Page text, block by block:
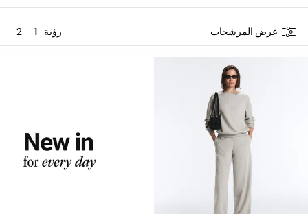
حسب
Oysho
Community
عرض المرشحات رؤية 1
2